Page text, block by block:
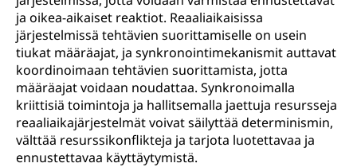
ja oikea-aikaiset reaktiot. Reaaliaikaisissa
järjestelmissä tehtävien suorittamiselle on usein
tiukat määräajat, ja synkronointimekanismit auttavat
koordinoimaan tehtävien suorittamista, jotta
määräajat voidaan noudattaa. Synkronoimalla
kriittisiä toimintoja ja hallitsemalla jaettuja resursseja
reaaliaikajärjestelmät voivat säilyttää determinismin,
välttää resurssikonflikteja ja tarjota luotettavaa ja
ennustettavaa käyttäytymistä.